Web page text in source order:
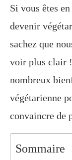
Si vous êtes
devenir
sachez que
voir plus clair !
nombreux
végétarienne
convaincre de
Sommaire